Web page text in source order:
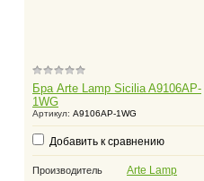
Бра Arte Lamp Sicilia A9106AP-
1WG
Артикул: A9106AP-1WG
Добавить к сравнению
Производитель Arte Lamp